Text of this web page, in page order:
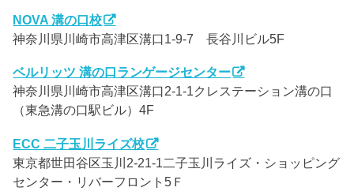
NOVA 溝の口校
神奈川県川崎市高津区溝口1-9-7 長谷川ビル5F
ベルリッツ 溝の口ランゲージセンター
神奈川県川崎市高津区溝口2-1-1クレステーション溝の口
（東急溝の口駅ビル）4F
ECC 二子玉川ライズ校
東京都世田谷区玉川2-21-1二子玉川ライズ・ショッピング
センター・リバーフロント5Ｆ